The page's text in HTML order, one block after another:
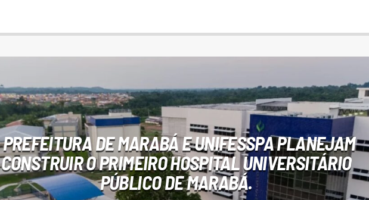
PREFEITURA DE MARABÁ E UNIFESSPA PLANEJAM
CONSTRUIR O PRIMEIRO HOSPITAL UNIVERSITÁRIO
PÚBLICO DE MARABÁ.